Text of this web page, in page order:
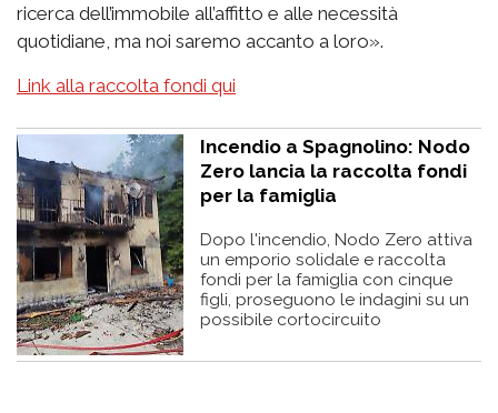
ricerca dell’immobile all’affitto e alle necessità
quotidiane, ma noi saremo accanto a loro».
Link alla raccolta fondi qui
Incendio a Spagnolino: Nodo
Zero lancia la raccolta fondi
per la famiglia
Dopo l'incendio, Nodo Zero attiva
un emporio solidale e raccolta
fondi per la famiglia con cinque
figli, proseguono le indagini su un
possibile cortocircuito